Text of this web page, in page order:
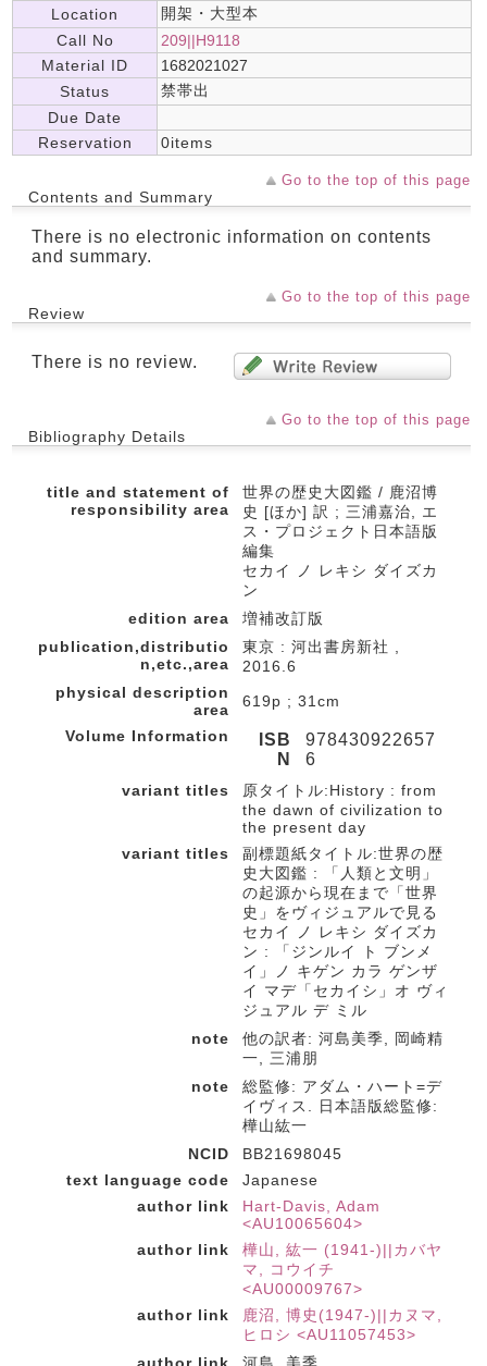
Location
開架・大型本
Call No
209||H9118
Material ID
1682021027
Status
禁帯出
Due Date
Reservation
0items
Go to the top of this page
Contents and Summary
There is no electronic information on contents
and summary.
Go to the top of this page
Review
There is no review.
Go to the top of this page
Bibliography Details
title and statement of
responsibility area
世界の歴史大図鑑 / 鹿沼博
史 [ほか] 訳 ; 三浦嘉治, エ
ス・プロジェクト日本語版
編集
セカイ ノ レキシ ダイズカ
ン
edition area
増補改訂版
publication,distributio
n,etc.,area
東京 : 河出書房新社 ,
2016.6
physical description
area
619p ; 31cm
Volume Information
ISB
N
978430922657
6
variant titles
原タイトル:History : from
the dawn of civilization to
the present day
variant titles
副標題紙タイトル:世界の歴
史大図鑑 : 「人類と文明」
の起源から現在まで「世界
史」をヴィジュアルで見る
セカイ ノ レキシ ダイズカ
ン : 「ジンルイ ト ブンメ
イ」ノ キゲン カラ ゲンザ
イ マデ「セカイシ」オ ヴィ
ジュアル デ ミル
note
他の訳者: 河島美季, 岡崎精
一, 三浦朋
note
総監修: アダム・ハート=デ
イヴィス. 日本語版総監修:
樺山紘一
NCID
BB21698045
text language code
Japanese
author link
Hart-Davis, Adam
<AU10065604>
author link
樺山, 紘一 (1941-)||カバヤ
マ, コウイチ
<AU00009767>
author link
鹿沼, 博史(1947-)||カヌマ,
ヒロシ <AU11057453>